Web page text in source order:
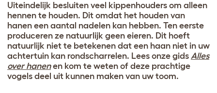
Uiteindelijk besluiten veel kippenhouders om alleen
hennen te houden. Dit omdat het houden van
hanen een aantal nadelen kan hebben. Ten eerste
produceren ze natuurlijk geen eieren. Dit hoeft
natuurlijk niet te betekenen dat een haan niet in uw
achtertuin kan rondscharrelen. Lees onze gids Alles
over hanenen kom te weten of deze prachtige
vogels deel uit kunnen maken van uw toom.